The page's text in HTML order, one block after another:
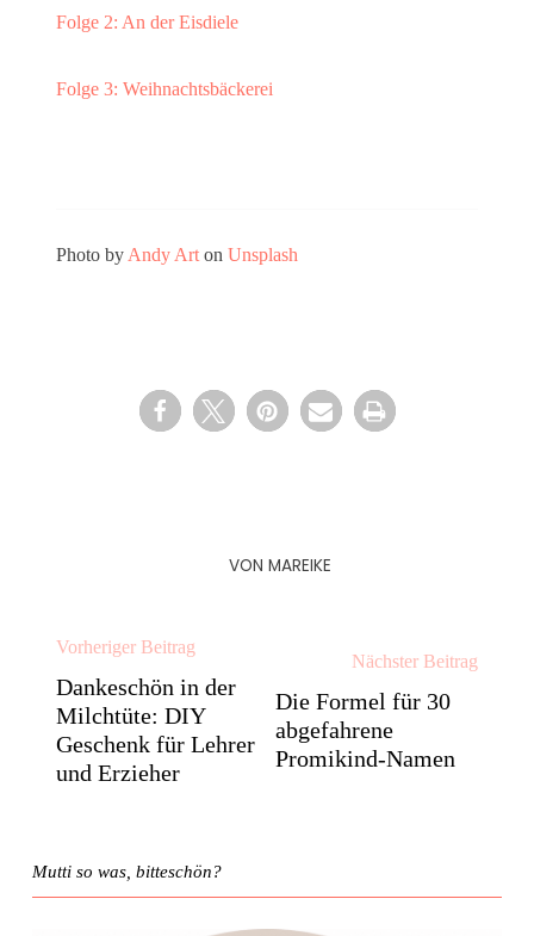
Folge 2: An der Eisdiele
Folge 3: Weihnachtsbäckerei
Photo by Andy Art onUnsplash
VON MAREIKE
Vorheriger Beitrag
Dankeschön in der
Milchtüte: DIY
Geschenk für Lehrer
und Erzieher
Nächster Beitrag
Die Formel für 30
abgefahrene
Promikind-Namen
Mutti so was, bitteschön?